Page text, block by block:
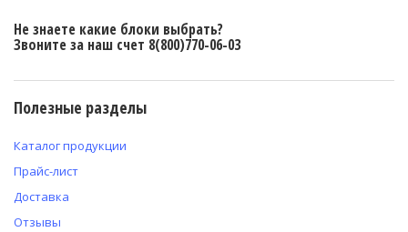
Не знаете какие блоки выбрать?
Звоните за наш счет 8(800)770-06-03
Полезные разделы
Каталог продукции
Прайс-лист
Доставка
Отзывы